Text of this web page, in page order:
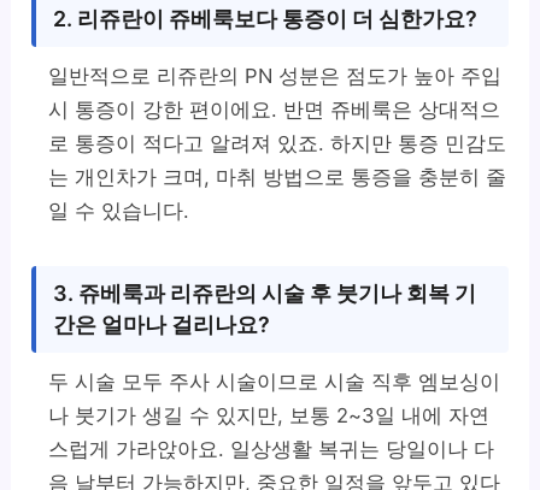
2. 리쥬란이 쥬베룩보다 통증이 더 심한가요?
일반적으로 리쥬란의 PN 성분은 점도가 높아 주입
시 통증이 강한 편이에요. 반면 쥬베룩은 상대적으
로 통증이 적다고 알려져 있죠. 하지만 통증 민감도
는 개인차가 크며, 마취 방법으로 통증을 충분히 줄
일 수 있습니다.
3. 쥬베룩과 리쥬란의 시술 후 붓기나 회복 기
간은 얼마나 걸리나요?
두 시술 모두 주사 시술이므로 시술 직후 엠보싱이
나 붓기가 생길 수 있지만, 보통 2~3일 내에 자연
스럽게 가라앉아요. 일상생활 복귀는 당일이나 다
음 날부터 가능하지만, 중요한 일정을 앞두고 있다